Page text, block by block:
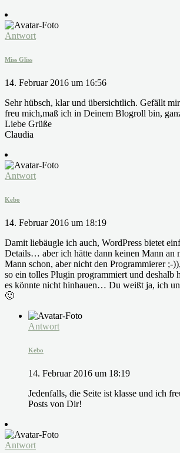
Antwort
Miss Gliss
14. Februar 2016 um 16:56
Sehr hübsch, klar und übersichtlich. Gefällt
freu mich,maß ich in Deinem Blogroll bin,
Liebe Grüße
Claudia
Antwort
Kebo
14. Februar 2016 um 18:19
Damit liebäugle ich auch, WordPress bietet
Details… aber ich hätte dann keinen Mann an
Mann schon, aber nicht den Programmierer ;-
so ein tolles Plugin programmiert und deshalb
es könnte nicht hinhauen… Du weißt ja, ich
🙂
Antwort
Kebo
14. Februar 2016 um 18:19
Jedenfalls, die Seite ist klasse und ich
Posts von Dir!
Antwort